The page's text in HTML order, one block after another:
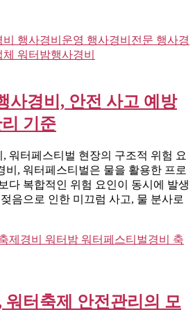
사경비, 안전 사고 예방
기준
워터페스티벌 현장의 구조적 위험 요
비, 워터페스티벌은 물을 활용한 프로
다 복합적인 위험 요인이 동시에 발생
음으로 인한 미끄럼 사고, 물 분사로
워터축제 안전관리의 모